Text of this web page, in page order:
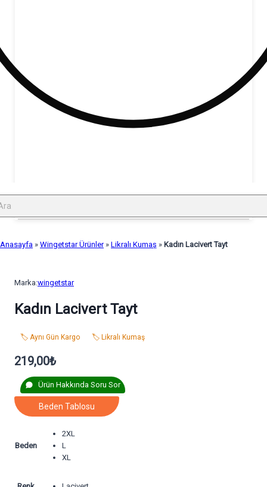
Anasayfa » Wingetstar Ürünler» Likralı Kumaş » Kadın Lacivert Tayt
Marka:wingetstar
Kadın Lacivert Tayt
🏷️ Aynı Gün Kargo 🏷️ Likralı Kumaş
219,00₺
Ürün Hakkında Soru Sor
Beden Tablosu
Beden
2XL
L
XL